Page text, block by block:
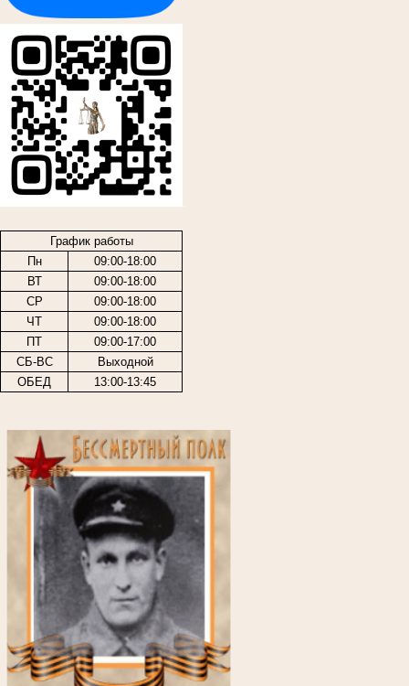
График работы
Пн
09:00-18:00
ВТ
09:00-18:00
СР
09:00-18:00
ЧТ
09:00-18:00
ПТ
09:00-17:00
СБ-ВС
Выходной
ОБЕД
13:00-13:45